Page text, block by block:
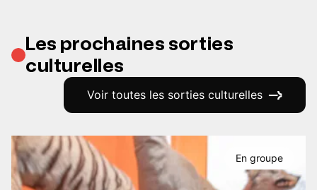
Les prochaines sorties
culturelles
Voir toutes les sorties culturelles
En groupe